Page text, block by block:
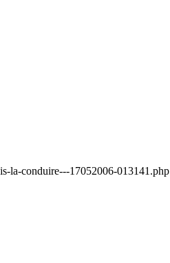
la-conduire---17052006-013141.php